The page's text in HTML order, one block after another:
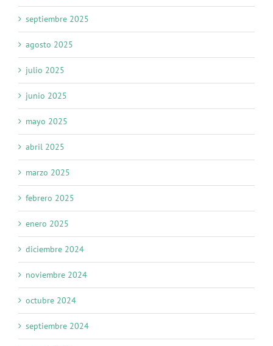
septiembre 2025
agosto 2025
julio 2025
junio 2025
mayo 2025
abril 2025
marzo 2025
febrero 2025
enero 2025
diciembre 2024
noviembre 2024
octubre 2024
septiembre 2024